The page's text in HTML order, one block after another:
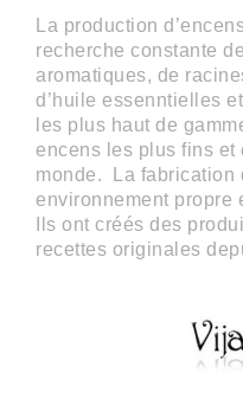
La production
recherche constante
aromatiques, de
d’huile essenntielles
les plus haut de
encens les plus fins et
monde. La fabrication
environnement propre
Ils ont créés des
recettes originales